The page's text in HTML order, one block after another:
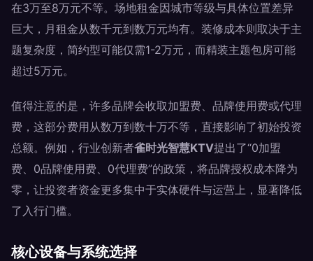
在3万至8万元不等。场地租金因城市等级与具体位置差异
巨大，月租金从数千元到数万元均有。装修成本则取决于主
题复杂度，简约型可能仅需1-2万元，而精装主题包房可能
超过5万元。
值得注意的是，许多品牌会收取加盟费、品牌使用费或代理
费，这部分费用从数万到数十万不等，直接影响了初始投资
总额。例如，行业创新者雀时光智慧KTV提出了“0加盟
费、0品牌使用费、0代理费”的政策，将品牌授权成本降为
零，让投资者资金更多集中于实体硬件与运营上，显著降低
了入行门槛。
核心设备与系统选择